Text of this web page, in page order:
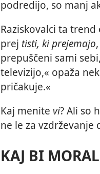
podredijo, so manj
Raziskovalci ta
prej tisti, ki prejemajo
prepuščeni sami
televizijo,« opaža
pričakuje.«
Kaj menite vi? Ali so
ne le za vzdrževanje
KAJ BI